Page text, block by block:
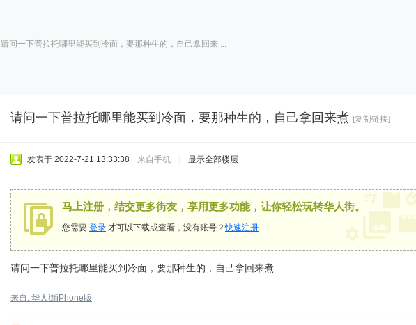
请问一下普拉托哪里能买到冷面，要那种生的，自己拿回来 ...
请问一下普拉托哪里能买到冷面，要那种生的，自己拿回来煮 [复制链接]
发表于 2022-7-21 13:33:38 来自手机 显示全部楼层
马上注册，结交更多街友，享用更多功能，让你轻松玩转华人街。
您需要 登录 才可以下载或查看，没有账号？快速注册
请问一下普拉托哪里能买到冷面，要那种生的，自己拿回来煮
来自: 华人街iPhone版